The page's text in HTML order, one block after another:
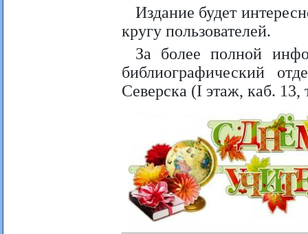
Издание будет
кругу пользователей.
За более полной
библиографический
Северска (I этаж, каб. 13,